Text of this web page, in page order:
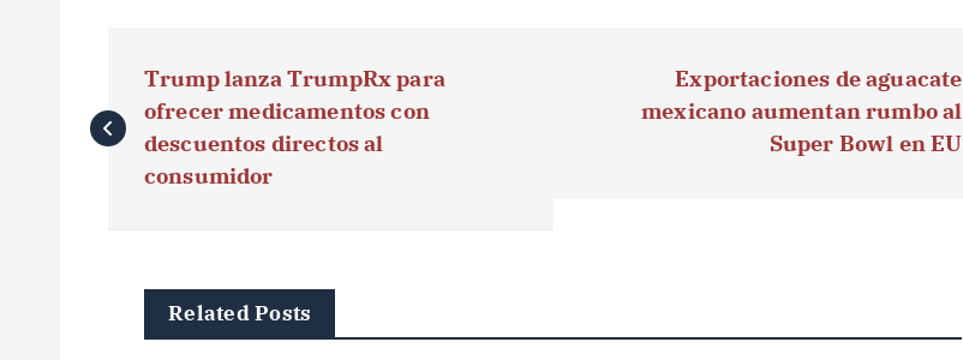
a
v
Trump lanza TrumpRx para
ofrecer medicamentos con
descuentos directos al
consumidor
Exportaciones de aguacate
mexicano aumentan rumbo al
Super Bowl en EU
Related Posts